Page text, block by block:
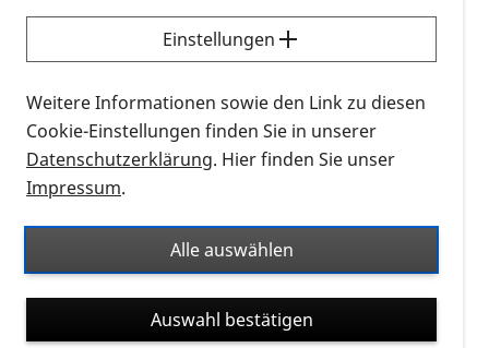
Wie möchten Sie von uns kontaktiert werden?
E-Mail-Adresse (optional)
Einstellungen
Weitere Informationen sowie den Link zu diesen
Cookie-Einstellungen finden Sie in unserer
Datenschutzerklärung. Hier finden Sie unser
Impressum.
Alle auswählen
Auswahl bestätigen